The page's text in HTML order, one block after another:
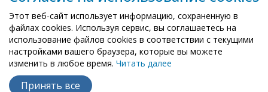
biuro@mx-studio.pl
+48 574 665 299
EN PL UA
Этот веб-сайт использует информацию, сохраненную в
файлах cookies. Используя сервис, вы соглашаетесь на
использование файлов cookies в соответствии с текущими
настройками вашего браузера, которые вы можете
изменить в любое время. Читать далее
Принять все